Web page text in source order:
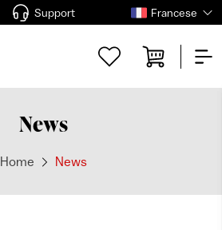
Support Francese
News
Home News